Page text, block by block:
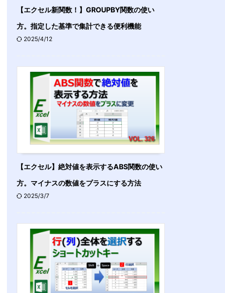
【エクセル新関数！】GROUPBY関数の使い
方。指定した基準で集計できる便利機能
2025/4/12
【エクセル】絶対値を表示するABS関数の使い
方。マイナスの数値をプラスにする方法
2025/3/7